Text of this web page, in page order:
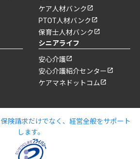
ケア人材バンク
PTOT人材バンク
保育士人材バンク
シニアライフ
安心介護
安心介護紹介センター
ケアマネドットコム
険請求だけでなく、経営全般をサポート
します。